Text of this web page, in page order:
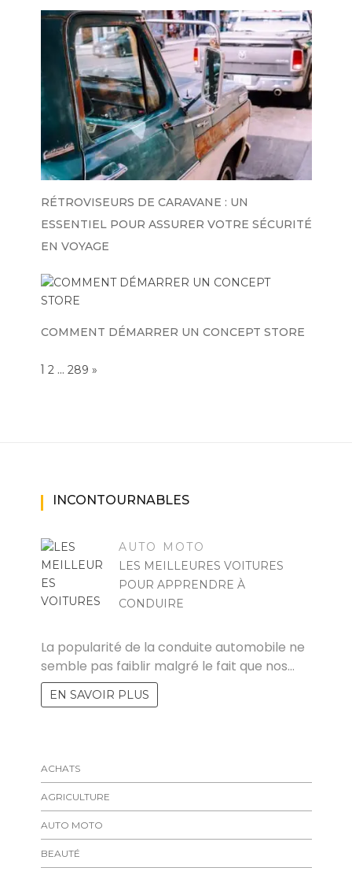
RÉTROVISEURS DE CARAVANE : UN
ESSENTIEL POUR ASSURER VOTRE SÉCURITÉ
EN VOYAGE
COMMENT DÉMARRER UN CONCEPT STORE
Page:
1 2 … 289 NEXT
»
INCONTOURNABLES
AUTO MOTO
LES MEILLEURES VOITURES
POUR APPRENDRE À
CONDUIRE
La popularité de la conduite automobile ne
semble pas faiblir malgré le fait que nos…
EN SAVOIR PLUS
ACHATS
AGRICULTURE
AUTO MOTO
BEAUTÉ